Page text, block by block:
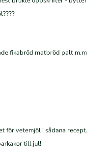
fikabröd matbröd palt m.m
för vetemjöl i sådana recept.
till jul!